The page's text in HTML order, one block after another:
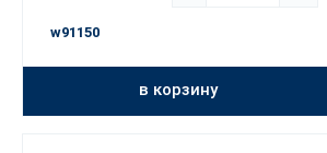
w91150
в корзину